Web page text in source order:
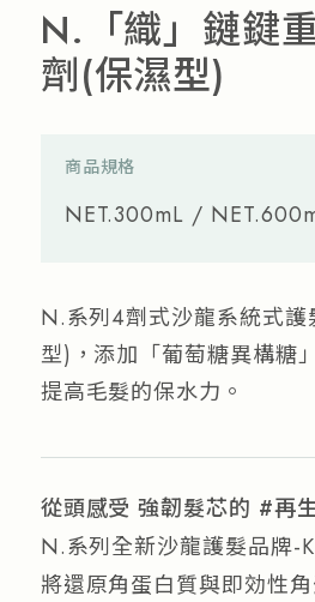
N.「織」鏈鍵
劑(保濕型)
商品規格
NET.300mL /
N.系列4劑式沙龍系統式護
型)，添加「葡萄糖異構糖
提高毛髮的保水力。
從頭感受 強韌髮芯的 #再
N.系列全新沙龍護髮品牌-
將還原角蛋白質與即効性